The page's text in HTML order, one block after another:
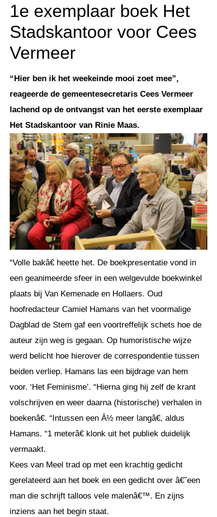
1e exemplaar boek Het
Stadskantoor voor Cees
Vermeer
“Hier ben ik het weekeinde mooi zoet mee”,
reageerde de gemeentesecretaris Cees Vermeer
lachend op de ontvangst van het eerste exemplaar
Het Stadskantoor van Rinie Maas.
“Volle bakâ€ heette het. De boekpresentatie vond in
een geanimeerde sfeer in een welgevulde boekwinkel
plaats bij Van Kemenade en Hollaers. Oud
hoofredacteur Camiel Hamans van het voormalige
Dagblad de Stem gaf een voortreffelijk schets hoe de
auteur zijn weg is gegaan. Op humoristische wijze
werd belicht hoe hierover de correspondentie tussen
beiden verliep. Hamans las een bijdrage van hem
voor. ‘Het Feminisme’. “Hierna ging hij zelf de krant
volschrijven en weer daarna (historische) verhalen in
boekenâ€. “Intussen een Â½ meer langâ€, aldus
Hamans. “1 meterâ€ klonk uit het publiek duidelijk
vermaakt.
Kees van Meel trad op met een krachtig gedicht
gerelateerd aan het boek en een gedicht over â€˜een
man die schrijft talloos vele malenâ€™. En zijns
inziens aan het begin staat.